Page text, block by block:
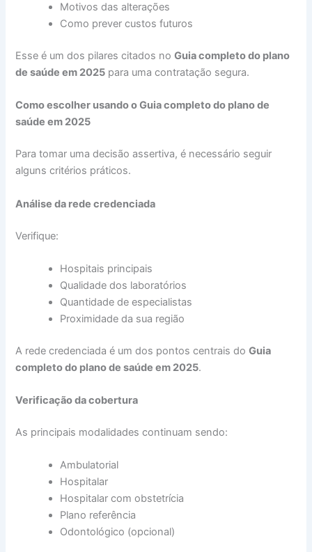
Motivos das alterações
Como prever custos futuros
Esse é um dos pilares citados noGuia completo do plano
de saúde em 2025 para uma contratação segura.
Como escolher usando o Guia completo do plano de
saúde em 2025
Para tomar uma decisão assertiva, é necessário seguir
alguns critérios práticos.
Análise da rede credenciada
Verifique:
Hospitais principais
Qualidade dos laboratórios
Quantidade de especialistas
Proximidade da sua região
A rede credenciada é um dos pontos centrais doGuia
completo do plano de saúde em 2025.
Verificação da cobertura
As principais modalidades continuam sendo:
Ambulatorial
Hospitalar
Hospitalar com obstetrícia
Plano referência
Odontológico (opcional)